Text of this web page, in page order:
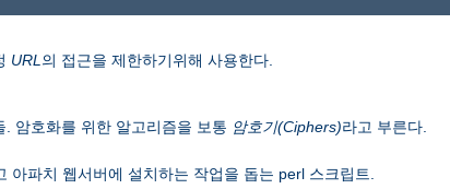
URL 의 접근을 제한하기위해 사용한다.
암호화를 위한 알고리즘을 보통 암호기(Ciphers)라고 부른다.
아파치 웹서버에 설치하는 작업을 돕는 perl 스크립트.